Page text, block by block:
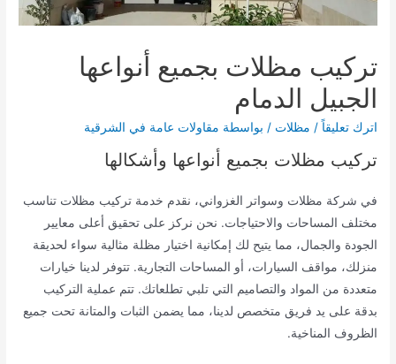
تركيب مظلات بجميع أنواعها
الجبيل الدمام
اترك تعليقاً / مظلات / بواسطة مقاولات عامة في الشرقية
تركيب مظلات بجميع أنواعها وأشكالها
في شركة مظلات وسواتر الغزواني، نقدم خدمة تركيب مظلات تناسب
مختلف المساحات والاحتياجات. نحن نركز على تحقيق أعلى معايير
الجودة والجمال، مما يتيح لك إمكانية اختيار مظلة مثالية سواء لحديقة
منزلك، مواقف السيارات، أو المساحات التجارية. تتوفر لدينا خيارات
متعددة من المواد والتصاميم التي تلبي تطلعاتك. تتم عملية التركيب
بدقة على يد فريق متخصص لدينا، مما يضمن الثبات والمتانة تحت جميع
الظروف المناخية.